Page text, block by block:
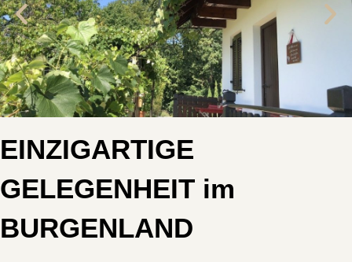
EINZIGARTIGE
GELEGENHEIT im
BURGENLAND